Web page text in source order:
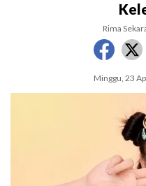
Rima
Minggu, 23